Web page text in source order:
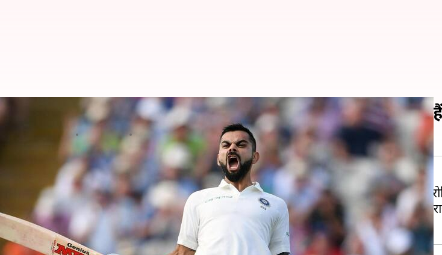
टेस्ट क्रिकेट: बांग्लादेश के खिलाफ इन भारतीय बल्लेबाजों ने
Sep 10, 2024
भारतीय क्रिकेट टीम 19 सितंबर सेबांग्लादेश क्रिकेट टीमके खिलाफ अपने घर पर टेस्ट सीरीज खेलेगी।
अब तक भारत ने बांग्लादेश के खिलाफ कोई टेस्ट नहीं हारा है और टीम इस वर्चस्व को आगे भी